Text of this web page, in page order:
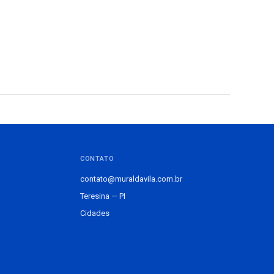
CONTATO
contato@muraldavila.com.br
Teresina — PI
Cidades